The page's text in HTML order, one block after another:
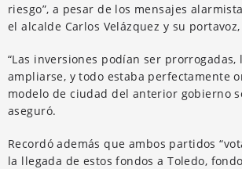
riesgo”, a pesar de los mensajes
el alcalde Carlos Velázquez y su portavoz,
“Las inversiones podían ser prorrogadas,
ampliarse, y todo estaba perfectamente
modelo de ciudad del anterior gobierno
aseguró.
Recordó además que ambos partidos
la llegada de estos fondos a Toledo,